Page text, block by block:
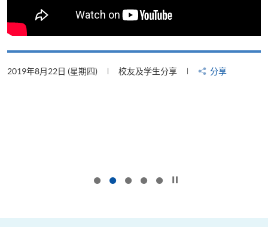
2019年8月22日 (星期四) 校友及学生分享 分享